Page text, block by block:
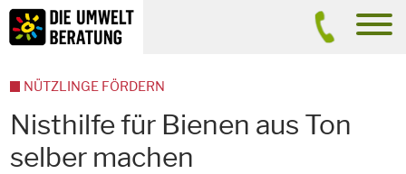
Inhalt
Suche
Nisthilfe für Bienen aus Ton
selber machen
NÜTZLINGE FÖRDERN